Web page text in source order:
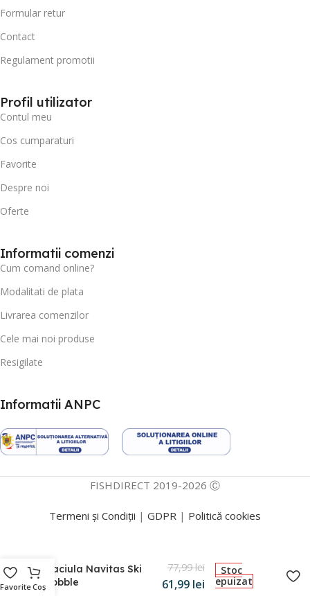
Formular retur
Contact
Regulament promotii
Profil utilizator
Contul meu
Cos cumparaturi
Favorite
Despre noi
Oferte
Informatii comenzi
Cum comand online?
Modalitati de plata
Livrarea comenzilor
Cele mai noi produse
Resigilate
Informatii ANPC
FISHDIRECT 2019-2026 Ⓒ
Termeni și Condiții | GDPR | Politică cookies
Caciula Navitas Ski
Bobble
77,99lei
61,99 lei
Stoc
epuizat
FavoriteCoș